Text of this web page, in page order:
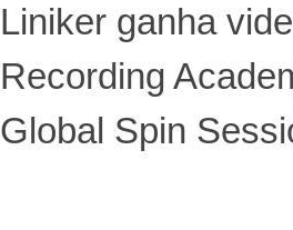
Liniker ganha
Recording
Global Spin